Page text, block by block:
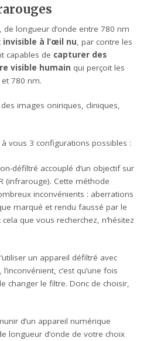
longueur d’onde entre 780 nm
invisible à l’œil nu, par contre les
capables de capturer des
visible humain qui perçoit les
780 nm.
images oniriques, cliniques,
vous 3 configurations possibles :
défiltré accouplé d’un objectif sur
(infrarouge). Cette méthode
inconvénients : aberrations
marqué et rendu faussé par le
que vous recherchez, n’hésitez
un appareil défiltré avec
c’est qu’une fois
changer le filtre. Donc de choisir,
d’un appareil numérique
longueur d’onde de votre choix